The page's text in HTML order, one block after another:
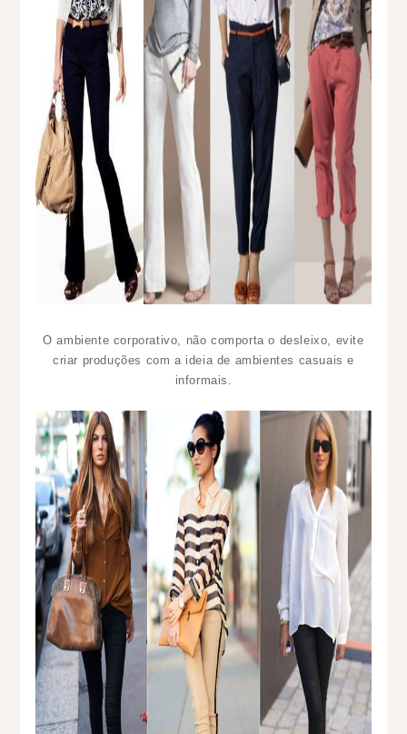
O ambiente corporativo, não comporta o desleixo, evite
criar produções com a ideia de ambientes casuais e
informais.